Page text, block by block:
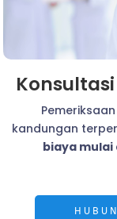
kandungan
biaya mulai